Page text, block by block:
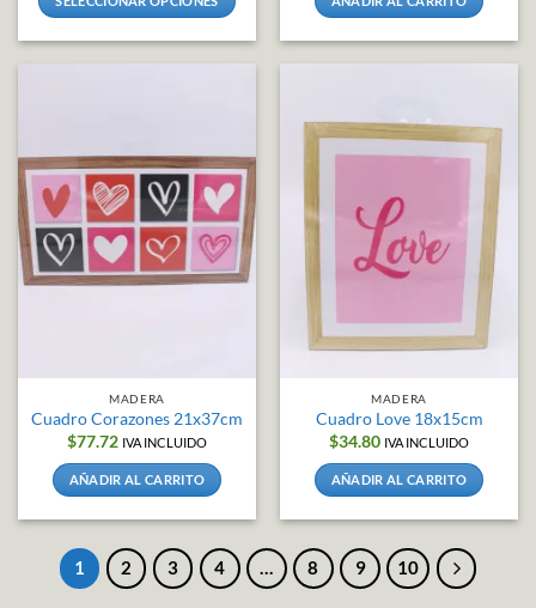
Las
opciones
se
pueden
elegir
en
producto
MADERA
Cuadro Corazones 21x37cm
$77.72 IVA INCLUIDO
AÑADIR AL CARRITO
MADERA
Cuadro Love 18x15cm
$34.80 IVA INCLUIDO
AÑADIR AL CARRITO
1 2 3 4 … 8 9 10